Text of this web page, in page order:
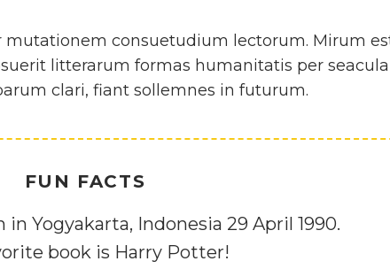
consuetudium lectorum. Mirum
litterarum formas humanitatis per
clari, fiant sollemnes in futurum.
FUN FACTS
in Yogyakarta, Indonesia 29 April 1990.
book is Harry Potter!